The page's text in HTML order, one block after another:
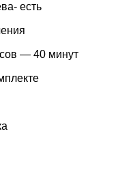
есть
— 40 минут